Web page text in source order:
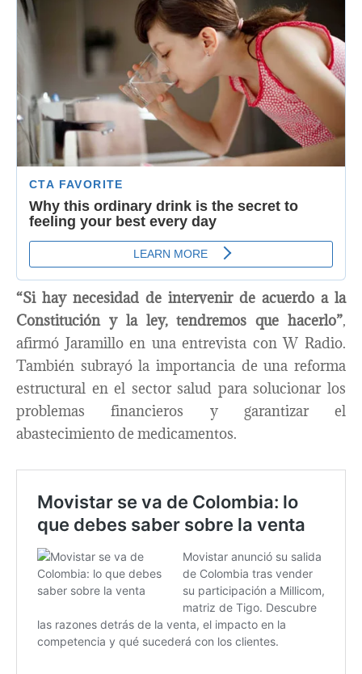
“Si hay necesidad de intervenir de acuerdo a la
Constitución y la ley, tendremos que hacerlo”,
afirmó Jaramillo en una entrevista con W Radio.
También subrayó la importancia de una reforma
estructural en el sector salud para solucionar los
problemas financieros y garantizar el
abastecimiento de medicamentos.